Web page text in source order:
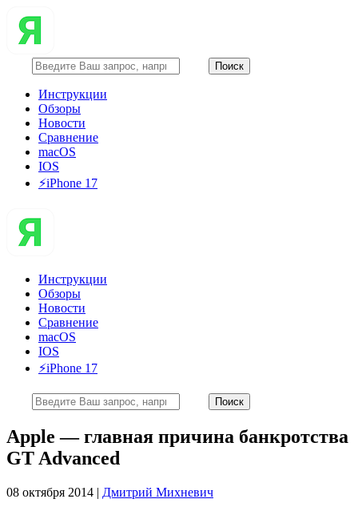
Инструкции
Обзоры
Новости
Сравнение
macOS
IOS
⚡️iPhone 17
Инструкции
Обзоры
Новости
Сравнение
macOS
IOS
⚡️iPhone 17
Apple — главная причина банкротства
GT Advanced
08 октября 2014 | Дмитрий Михневич